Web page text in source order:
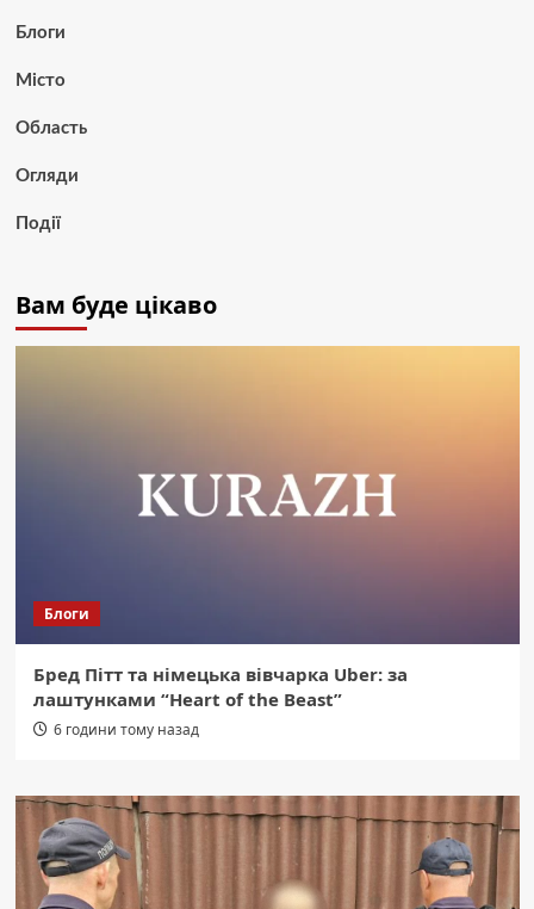
Блоги
Місто
Область
Огляди
Події
Вам буде цікаво
Блоги
Бред Пітт та німецька вівчарка Uber: за
лаштунками “Heart of the Beast”
6 години тому назад